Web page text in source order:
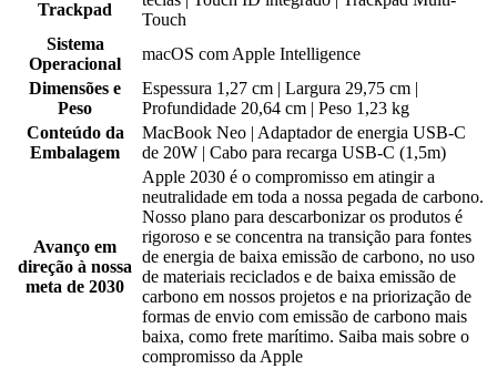
Trackpad
Touch
Sistema
Operacional
macOS com Apple Intelligence
Dimensões e
Peso
Espessura 1,27 cm | Largura 29,75 cm |
Profundidade 20,64 cm | Peso 1,23 kg
Conteúdo da
Embalagem
MacBook Neo | Adaptador de energia USB-C
de 20W | Cabo para recarga USB-C (1,5m)
Avanço em
direção à nossa
meta de 2030
Apple 2030 é o compromisso em atingir a
neutralidade em toda a nossa pegada de carbono.
Nosso plano para descarbonizar os produtos é
rigoroso e se concentra na transição para fontes
de energia de baixa emissão de carbono, no uso
de materiais reciclados e de baixa emissão de
carbono em nossos projetos e na priorização de
formas de envio com emissão de carbono mais
baixa, como frete marítimo. Saiba mais sobre o
compromisso da Apple